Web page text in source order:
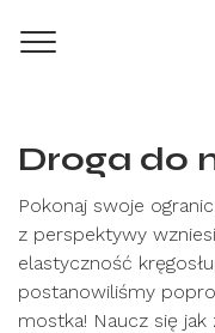
Droga do
Pokonaj swoje
z perspektywy
elastyczność
postanowiliśmy
mostka! Naucz się